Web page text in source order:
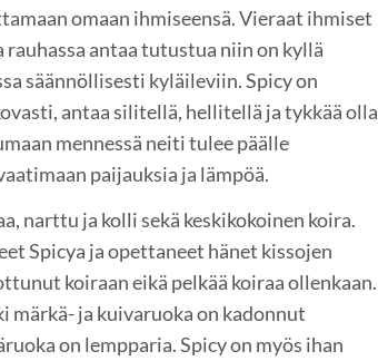
omaan ihmiseensä. Vieraat ihmiset
antaa tutustua niin on kyllä
säännöllisesti kyläileviin. Spicy on
antaa silitellä, hellitellä ja tykkää olla
mennessä neiti tulee päälle
paijauksia ja lämpöä.
narttu ja kolli sekä keskikokoinen koira.
Spicya ja opettaneet hänet kissojen
koiraan eikä pelkää koiraa ollenkaan.
märkä- ja kuivaruoka on kadonnut
on lempparia. Spicy on myös ihan